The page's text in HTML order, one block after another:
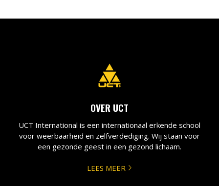
OVER UCT
UCT International is een internationaal erkende school
voor weerbaarheid en zelfverdediging. Wij staan voor
een gezonde geest in een gezond lichaam.
LEES MEER